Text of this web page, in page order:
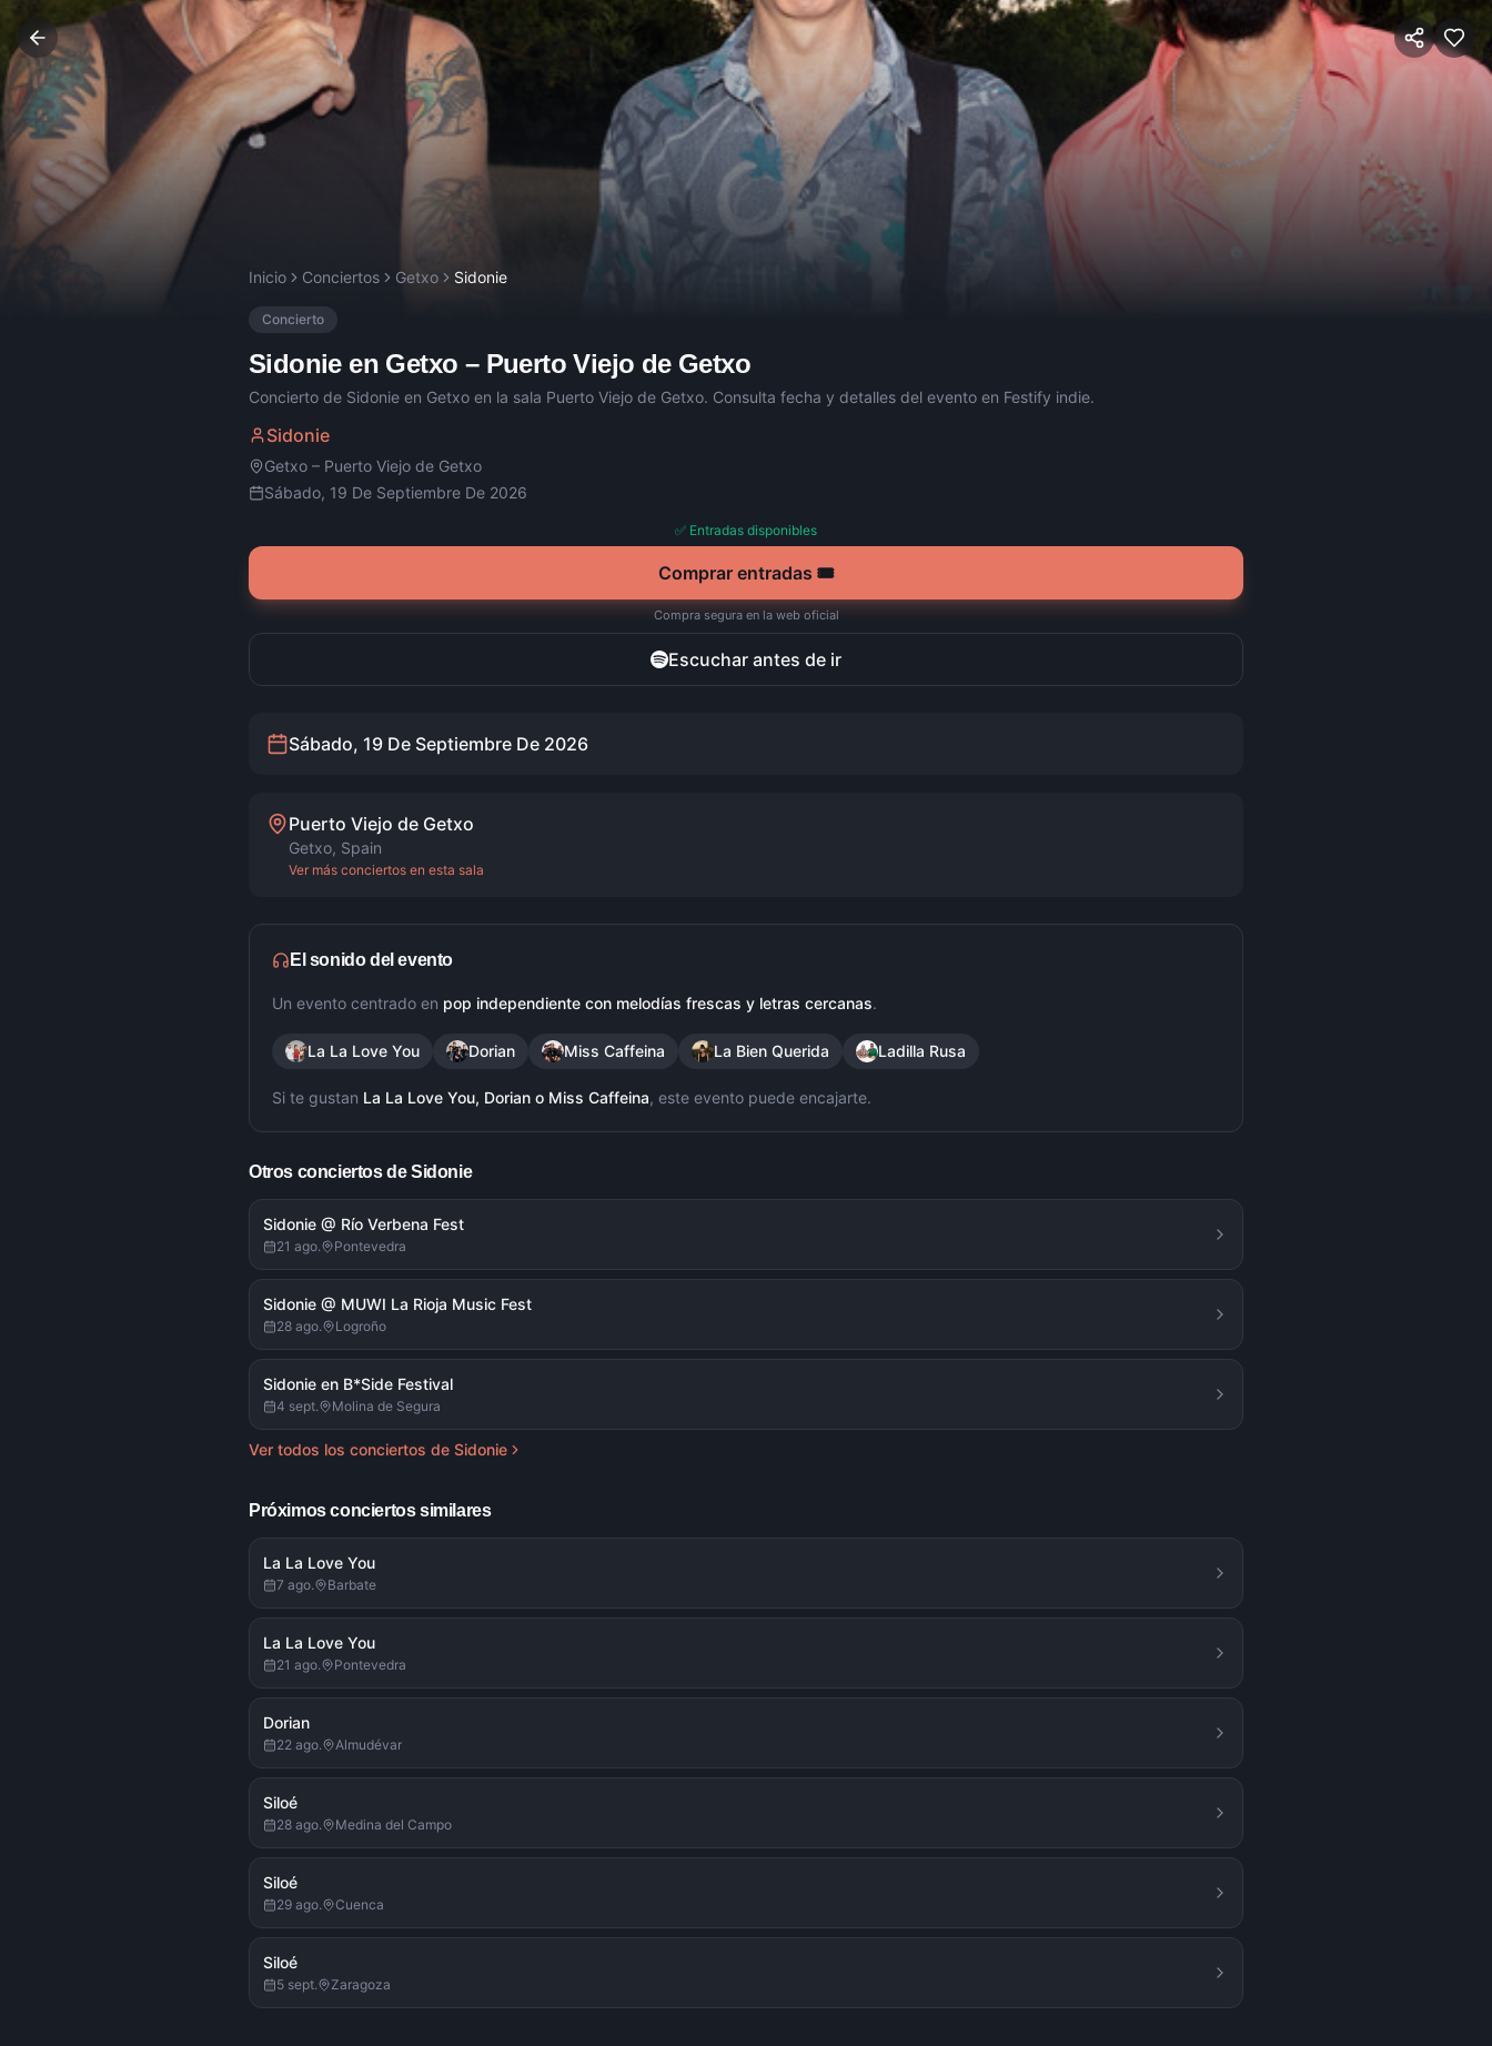
Inicio Conciertos Getxo Sidonie
Concierto
Sidonieen Getxo – Puerto Viejo de Getxo
Concierto de Sidonie en Getxo en la sala Puerto Viejo de Getxo. Consulta fecha y detalles del evento en Festify indie.
Sidonie
Getxo – Puerto Viejo de Getxo
Sábado, 19 De Septiembre De 2026
✅ Entradas disponibles
Comprar entradas 🎟️
Compra segura en la web oficial
Escuchar antes de ir
Sábado, 19 De Septiembre De 2026
Puerto Viejo de Getxo
Getxo, Spain
Ver más conciertos en esta sala
El sonido del evento
Un evento centrado en pop independiente con melodías frescas y letras cercanas.
La La Love You Dorian Miss Caffeina La Bien Querida Ladilla Rusa
Si te gustan La La Love You, Dorian o Miss Caffeina, este evento puede encajarte.
Otros conciertos deSidonie
Sidonie @ Río Verbena Fest
21 ago. Pontevedra
Sidonie @ MUWI La Rioja Music Fest
28 ago. Logroño
Sidonie en B*Side Festival
4 sept. Molina de Segura
Ver todos los conciertos de Sidonie
Próximos conciertos similares
La La Love You
7 ago. Barbate
La La Love You
21 ago. Pontevedra
Dorian
22 ago. Almudévar
Siloé
28 ago. Medina del Campo
Siloé
29 ago. Cuenca
Siloé
5 sept. Zaragoza